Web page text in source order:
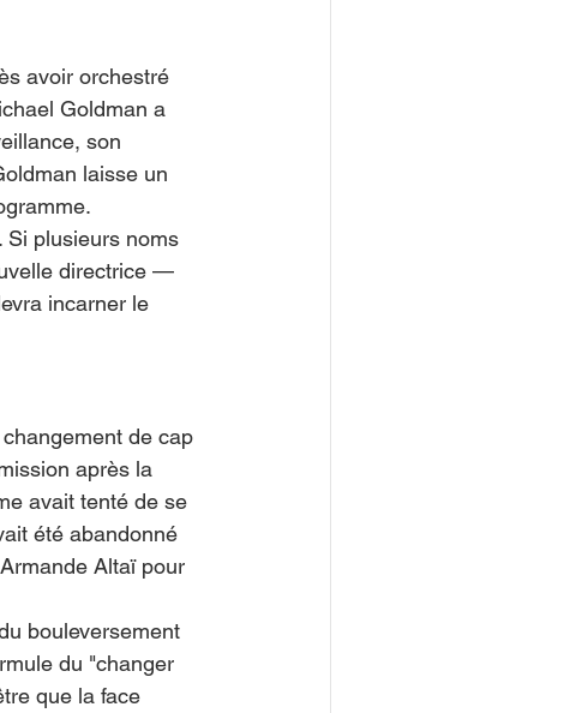
avoir orchestré
Goldman a
son
laisse un
Si plusieurs noms
directrice —
incarner le
de cap
après la
avait tenté de se
été abandonné
Altaï pour
bouleversement
du "changer
que la face